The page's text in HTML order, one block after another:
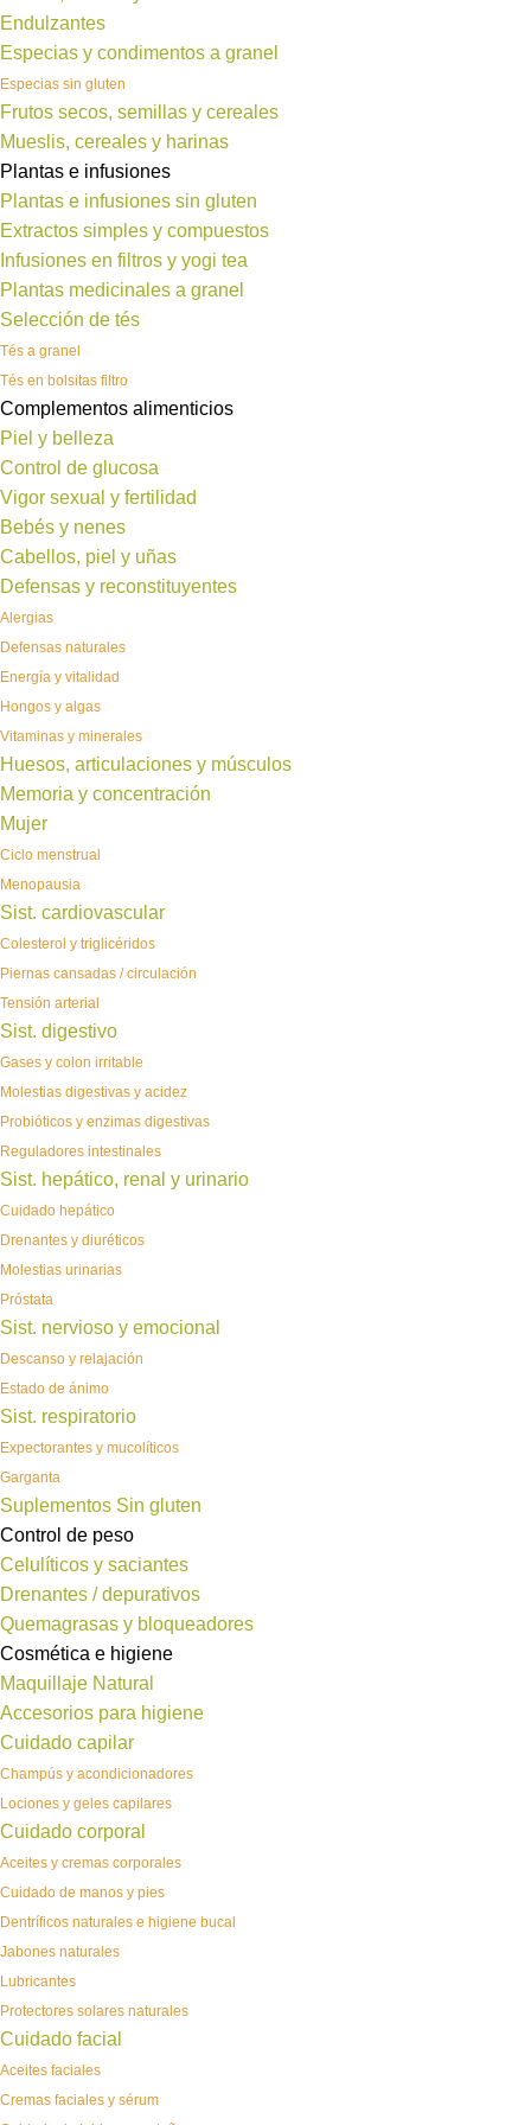
Endulzantes
Especias y condimentos a granel
Especias sin gluten
Frutos secos, semillas y cereales
Mueslis, cereales y harinas
Plantas e infusiones
Plantas e infusiones sin gluten
Extractos simples y compuestos
Infusiones en filtros y yogi tea
Plantas medicinales a granel
Selección de tés
Tés a granel
Tés en bolsitas filtro
Complementos alimenticios
Piel y belleza
Control de glucosa
Vigor sexual y fertilidad
Bebés y nenes
Cabellos, piel y uñas
Defensas y reconstituyentes
Alergias
Defensas naturales
Energía y vitalidad
Hongos y algas
Vitaminas y minerales
Huesos, articulaciones y músculos
Memoria y concentración
Mujer
Ciclo menstrual
Menopausia
Sist. cardiovascular
Colesterol y triglicéridos
Piernas cansadas / circulación
Tensión arterial
Sist. digestivo
Gases y colon irritable
Molestias digestivas y acidez
Probióticos y enzimas digestivas
Reguladores intestinales
Sist. hepático, renal y urinario
Cuidado hepático
Drenantes y diuréticos
Molestias urinarias
Próstata
Sist. nervioso y emocional
Descanso y relajación
Estado de ánimo
Sist. respiratorio
Expectorantes y mucolíticos
Garganta
Suplementos Sin gluten
Control de peso
Celulíticos y saciantes
Drenantes / depurativos
Quemagrasas y bloqueadores
Cosmética e higiene
Maquillaje Natural
Accesorios para higiene
Cuidado capilar
Champús y acondicionadores
Lociones y geles capilares
Cuidado corporal
Aceites y cremas corporales
Cuidado de manos y pies
Dentríficos naturales e higiene bucal
Jabones naturales
Lubricantes
Protectores solares naturales
Cuidado facial
Aceites faciales
Cremas faciales y sérum